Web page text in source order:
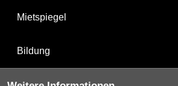
Mietspiegel
Bildung